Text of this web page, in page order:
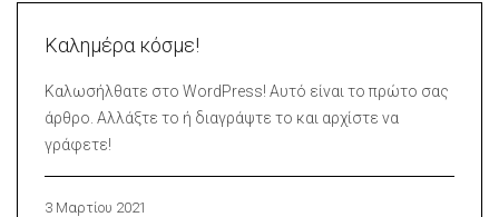
Καλημέρα κόσμε!
Καλωσήλθατε στο WordPress! Αυτό είναι το πρώτο σας
άρθρο. Αλλάξτε το ή διαγράψτε το και αρχίστε να
γράφετε!
3 Μαρτίου 2021